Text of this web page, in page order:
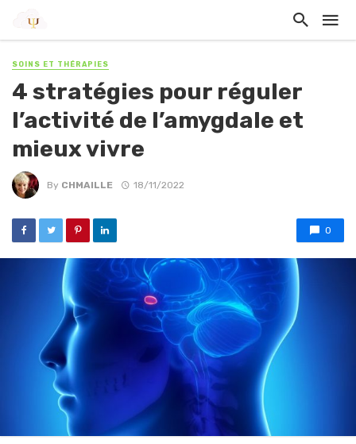
SOINS ET THÉRAPIES
4 stratégies pour réguler
l’activité de l’amygdale et
mieux vivre
By CHMAILLE 18/11/2022
0